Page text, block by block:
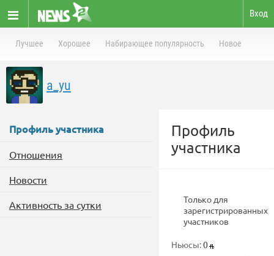
Вход
Лучшее Хорошее Набирающее популярность Новое
a_yu
Профиль участника
Отношения
Новости
Активность за сутки
Профиль
участника
Только для
зарегистрированных
участников
Ньюсы:0